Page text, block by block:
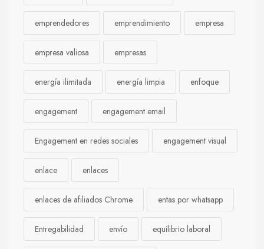
emprendedores emprendimiento empresa
empresa valiosa empresas
energía ilimitada energía limpia enfoque
engagement engagement email
Engagement en redes sociales engagement visual
enlace enlaces
enlaces de afiliados Chrome entas por whatsapp
Entregabilidad envío equilibrio laboral